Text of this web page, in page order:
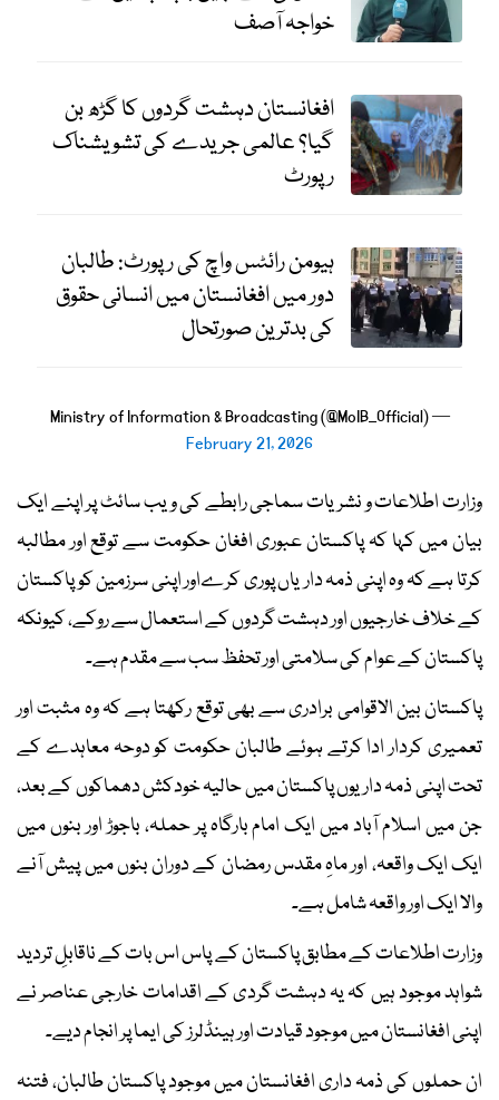
خواجہ آصف
افغانستان دہشت گردوں کا گڑھ بن
گیا؟ عالمی جریدے کی تشویشناک
رپورٹ
ہیومن رائٹس واچ کی رپورٹ: طالبان
دور میں افغانستان میں انسانی حقوق
کی بدترین صورتحال
— Ministry of Information & Broadcasting (@MoIB_Official)
February 21, 2026
وزارت اطلاعات و نشریات سماجی رابطے کی ویب سائٹ پر اپنے ایک
بیان میں کہا کہ پاکستان عبوری افغان حکومت سے توقع اور مطالبہ
کرتا ہے کہ وہ اپنی ذمہ داریاں پوری کرےاور اپنی سرزمین کو پاکستان
کے خلاف خارجیوں اور دہشت گردوں کے استعمال سے روکے، کیونکہ
پاکستان کے عوام کی سلامتی اور تحفظ سب سے مقدم ہے۔
پاکستان بین الاقوامی برادری سے بھی توقع رکھتا ہے کہ وہ مثبت اور
تعمیری کردار ادا کرتے ہوئے طالبان حکومت کو دوحہ معاہدے کے
تحت اپنی ذمہ داریوں پاکستان میں حالیہ خودکش دھماکوں کے بعد،
جن میں اسلام آباد میں ایک امام بارگاہ پر حملہ، باجوڑ اور بنوں میں
ایک ایک واقعہ، اور ماہِ مقدس رمضان کے دوران بنوں میں پیش آنے
والا ایک اور واقعہ شامل ہے۔
وزارت اطلاعات کے مطابق پاکستان کے پاس اس بات کے ناقابلِ تردید
شواہد موجود ہیں کہ یہ دہشت گردی کے اقدامات خارجی عناصر نے
اپنی افغانستان میں موجود قیادت اور ہینڈلرز کی ایما پر انجام دیے۔
ان حملوں کی ذمہ داری افغانستان میں موجود پاکستان طالبان، فتنہ